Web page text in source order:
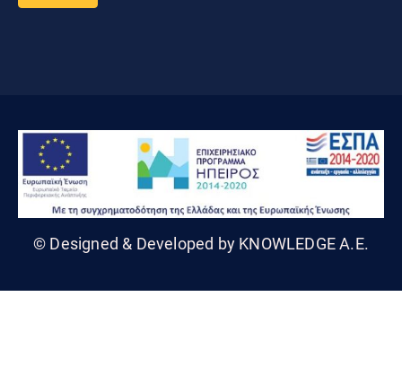
© Designed & Developed by KNOWLEDGE A.E.